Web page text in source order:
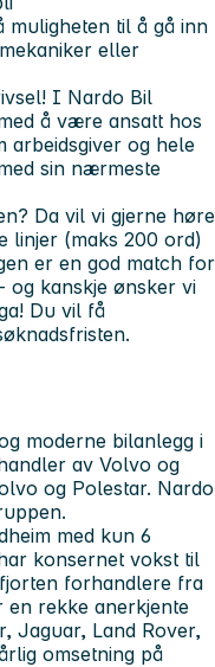
muligheten til å gå inn
eller
I Nardo Bil
å være ansatt hos
arbeidsgiver og hele
sin nærmeste
Da vil vi gjerne høre
linjer (maks 200 ord)
er en god match for
og kanskje ønsker vi
Du vil få
moderne bilanlegg i
av Volvo og
og Polestar. Nardo
med kun 6
konsernet vokst til
forhandlere fra
en rekke anerkjente
Jaguar, Land Rover,
omsetning på